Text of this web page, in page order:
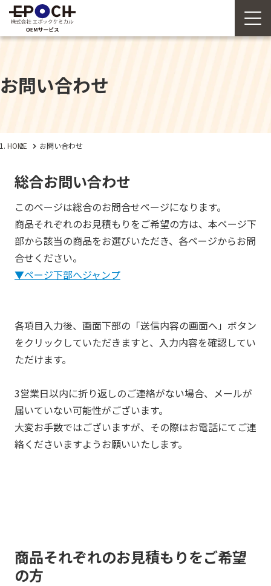
お問い合わせ
HOME お問い合わせ
総合お問い合わせ
このページは総合のお問合せページになります。
商品それぞれのお見積もりをご希望の方は、本ページ下
部から該当の商品をお選びいただき、各ページからお問
合せください。
▼ページ下部へジャンプ
各項目入力後、画面下部の「送信内容の画面へ」ボタン
をクリックしていただきますと、入力内容を確認してい
ただけます。
3営業日以内に折り返しのご連絡がない場合、メールが
届いていない可能性がございます。
大変お手数ではございますが、その際はお電話にてご連
絡くださいますようお願いいたします。
商品それぞれのお見積もりをご希望
の方